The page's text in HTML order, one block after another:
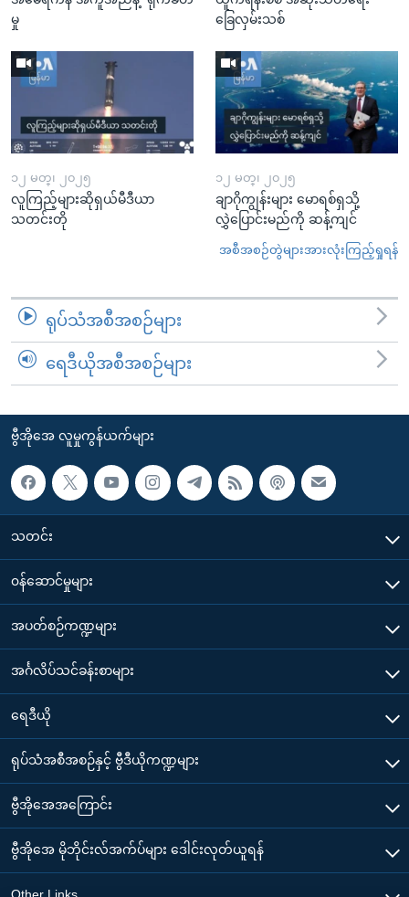
မှု
ခြေလှမ်းသစ်
၁၂ မတ္၊ ၂၀၂၅
လူကြည့်များဆိုရှယ်မီဒီယာ
သတင်းတို
၁၂ မတ္၊ ၂၀၂၅
ချာဂိုကျွန်းများ မောရစ်ရှသို့
လွှဲပြောင်းမည်ကို ဆန့်ကျင်
အစီအစဉ်တွဲများအားလုံးကြည့်ရှုရန်
ရုပ်သံအစီအစဉ်များ
ရေဒီယိုအစီအစဉ်များ
ဗွီအိုအေ လူမှုကွန်ယက်များ
သတင်း
၀န်ဆောင်မှုများ
အပတ်စဉ်ကဏ္ဍများ
အင်္ဂလိပ်သင်ခန်းစာများ
ရေဒီယို
ရုပ်သံအစီအစဉ်နှင့် ဗွီဒီယိုကဏ္ဍများ
ဗွီအိုအေအကြောင်း
ဗွီအိုအေ မိုဘိုင်းလ်အက်ပ်များ ဒေါင်းလုတ်ယူရန်
Other Links